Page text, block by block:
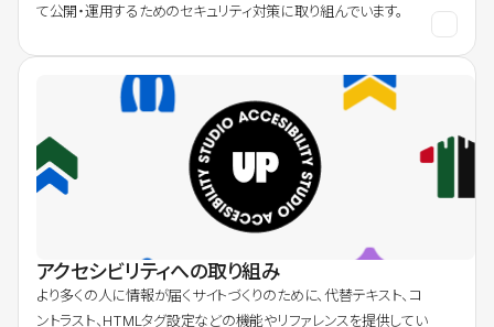
て公開・運用するためのセキュリティ対策に取り組んでいます。
アクセシビリティへの取り組み
より多くの人に情報が届くサイトづくりのために、代替テキスト、コ
ントラスト、HTMLタグ設定などの機能やリファレンスを提供してい